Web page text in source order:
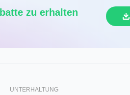
zu erhalten
UNTERHALTUNG